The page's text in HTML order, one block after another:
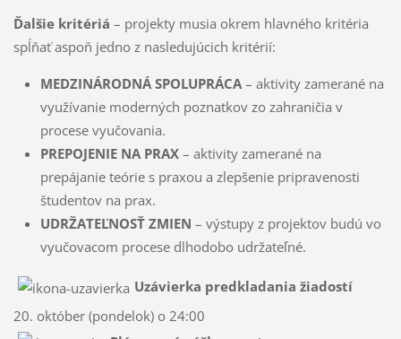
Ďalšie kritériá – projekty musia okrem hlavného kritéria
spĺňať aspoň jedno z nasledujúcich kritérií:
MEDZINÁRODNÁ SPOLUPRÁCA– aktivity zamerané na
využívanie moderných poznatkov zo zahraničia v
procese vyučovania.
PREPOJENIE NA PRAX– aktivity zamerané na
prepájanie teórie s praxou a zlepšenie pripravenosti
študentov na prax.
UDRŽATEĽNOSŤ ZMIEN – výstupy z projektov budú vo
vyučovacom procese dlhodobo udržateľné.
Uzávierka predkladania žiadostí
20. október (pondelok) o 24:00